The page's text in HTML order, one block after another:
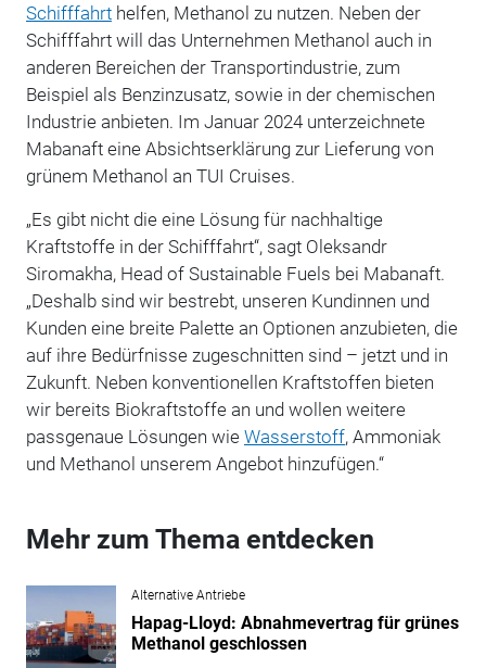
Schifffahrthelfen, Methanol zu nutzen. Neben der
Schifffahrt will das Unternehmen Methanol auch in
anderen Bereichen der Transportindustrie, zum
Beispiel als Benzinzusatz, sowie in der chemischen
Industrie anbieten. Im Januar 2024 unterzeichnete
Mabanaft eine Absichtserklärung zur Lieferung von
grünem Methanol an TUI Cruises.
„Es gibt nicht die eine Lösung für nachhaltige
Kraftstoffe in der Schifffahrt“, sagt Oleksandr
Siromakha, Head of Sustainable Fuels bei Mabanaft.
„Deshalb sind wir bestrebt, unseren Kundinnen und
Kunden eine breite Palette an Optionen anzubieten, die
auf ihre Bedürfnisse zugeschnitten sind – jetzt und in
Zukunft. Neben konventionellen Kraftstoffen bieten
wir bereits Biokraftstoffe an und wollen weitere
passgenaue Lösungen wie Wasserstoff, Ammoniak
und Methanol unserem Angebot hinzufügen.“
Mehr zum Thema entdecken
Alternative Antriebe
Hapag-Lloyd: Abnahmevertrag für grünes
Methanol geschlossen